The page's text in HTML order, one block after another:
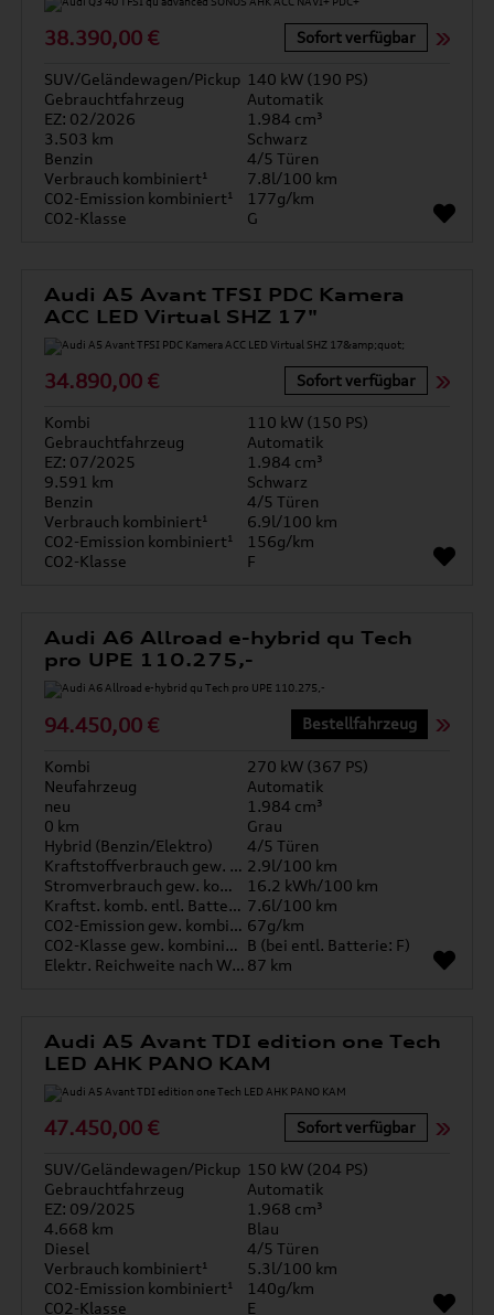
38.390,00 € Sofort verfügbar
SUV/Geländewagen/Pickup 140 kW (190 PS)
Gebrauchtfahrzeug
Automatik
EZ: 02/2026
1.984 cm³
3.503 km
Schwarz
Benzin
4/5 Türen
Verbrauch kombiniert¹
7.8l/100 km
CO2-Emission kombiniert¹
177g/km
CO2-Klasse
G
Audi A5 Avant TFSI PDC Kamera
ACC LED Virtual SHZ 17"
34.890,00 € Sofort verfügbar
Kombi
110 kW (150 PS)
Gebrauchtfahrzeug
Automatik
EZ: 07/2025
1.984 cm³
9.591 km
Schwarz
Benzin
4/5 Türen
Verbrauch kombiniert¹
6.9l/100 km
CO2-Emission kombiniert¹
156g/km
CO2-Klasse
F
Audi A6 Allroad e-hybrid qu Tech
pro UPE 110.275,-
94.450,00 € Bestellfahrzeug
Kombi
270 kW (367 PS)
Neufahrzeug
Automatik
neu
1.984 cm³
0 km
Grau
Hybrid (Benzin/Elektro)
4/5 Türen
Kraftstoffverbrauch gew. kombiniert 2.9l/100 km
Stromverbrauch gew. kombiniert
16.2 kWh/100 km
Kraftst. komb. entl. Batterie 7.6l/100 km
CO2-Emission gew. kombiniert 67g/km
CO2-Klasse gew. kombiniert B (bei entl. Batterie: F)
Elektr. Reichweite nach WLTP* 87 km
Audi A5 Avant TDI edition one Tech
LED AHK PANO KAM
47.450,00 € Sofort verfügbar
SUV/Geländewagen/Pickup 150 kW (204 PS)
Gebrauchtfahrzeug
Automatik
EZ: 09/2025
1.968 cm³
4.668 km
Blau
Diesel
4/5 Türen
Verbrauch kombiniert¹
5.3l/100 km
CO2-Emission kombiniert¹
140g/km
CO2-Klasse
E